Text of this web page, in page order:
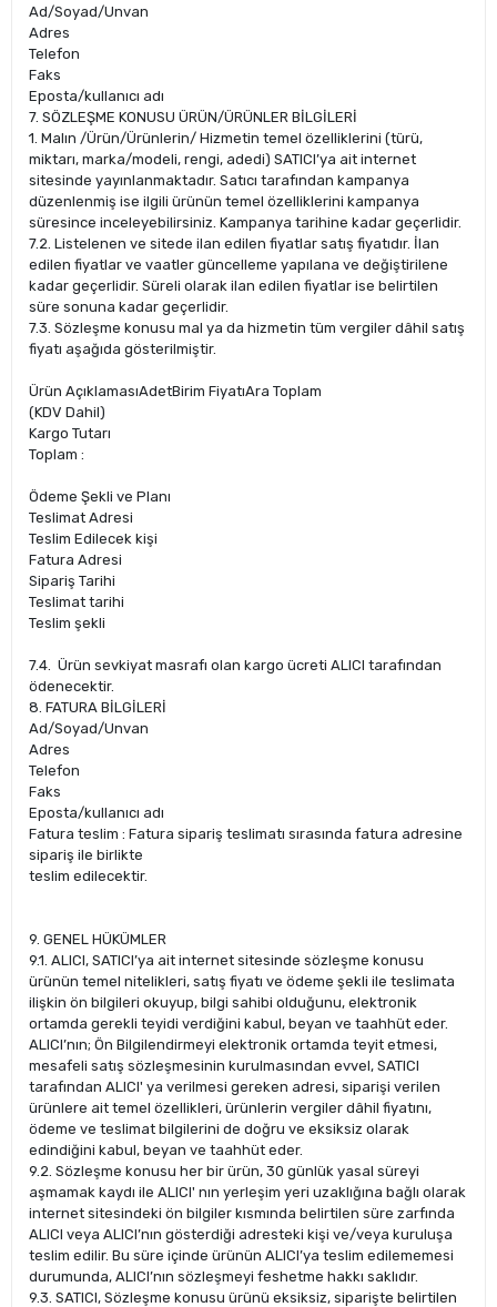
Ad/Soyad/Unvan
Adres
Telefon
Faks
Eposta/kullanıcı adı
7. SÖZLEŞME KONUSU ÜRÜN/ÜRÜNLER BİLGİLERİ
1. Malın /Ürün/Ürünlerin/ Hizmetin temel özelliklerini (türü,
miktarı, marka/modeli, rengi, adedi) SATICI’ya ait internet
sitesinde yayınlanmaktadır. Satıcı tarafından kampanya
düzenlenmiş ise ilgili ürünün temel özelliklerini kampanya
süresince inceleyebilirsiniz. Kampanya tarihine kadar geçerlidir.
7.2. Listelenen ve sitede ilan edilen fiyatlar satış fiyatıdır. İlan
edilen fiyatlar ve vaatler güncelleme yapılana ve değiştirilene
kadar geçerlidir. Süreli olarak ilan edilen fiyatlar ise belirtilen
süre sonuna kadar geçerlidir.
7.3. Sözleşme konusu mal ya da hizmetin tüm vergiler dâhil satış
fiyatı aşağıda gösterilmiştir.
Ürün AçıklamasıAdetBirim FiyatıAra Toplam
(KDV Dahil)
Kargo Tutarı
Toplam :
Ödeme Şekli ve Planı
Teslimat Adresi
Teslim Edilecek kişi
Fatura Adresi
Sipariş Tarihi
Teslimat tarihi
Teslim şekli
7.4. Ürün sevkiyat masrafı olan kargo ücreti ALICI tarafından
ödenecektir.
8. FATURA BİLGİLERİ
Ad/Soyad/Unvan
Adres
Telefon
Faks
Eposta/kullanıcı adı
Fatura teslim : Fatura sipariş teslimatı sırasında fatura adresine
sipariş ile birlikte
teslim edilecektir.
9. GENEL HÜKÜMLER
9.1. ALICI, SATICI’ya ait internet sitesinde sözleşme konusu
ürünün temel nitelikleri, satış fiyatı ve ödeme şekli ile teslimata
ilişkin ön bilgileri okuyup, bilgi sahibi olduğunu, elektronik
ortamda gerekli teyidi verdiğini kabul, beyan ve taahhüt eder.
ALICI’nın; Ön Bilgilendirmeyi elektronik ortamda teyit etmesi,
mesafeli satış sözleşmesinin kurulmasından evvel, SATICI
tarafından ALICI' ya verilmesi gereken adresi, siparişi verilen
ürünlere ait temel özellikleri, ürünlerin vergiler dâhil fiyatını,
ödeme ve teslimat bilgilerini de doğru ve eksiksiz olarak
edindiğini kabul, beyan ve taahhüt eder.
9.2. Sözleşme konusu her bir ürün, 30 günlük yasal süreyi
aşmamak kaydı ile ALICI' nın yerleşim yeri uzaklığına bağlı olarak
internet sitesindeki ön bilgiler kısmında belirtilen süre zarfında
ALICI veya ALICI’nın gösterdiği adresteki kişi ve/veya kuruluşa
teslim edilir. Bu süre içinde ürünün ALICI’ya teslim edilememesi
durumunda, ALICI’nın sözleşmeyi feshetme hakkı saklıdır.
9.3. SATICI, Sözleşme konusu ürünü eksiksiz, siparişte belirtilen